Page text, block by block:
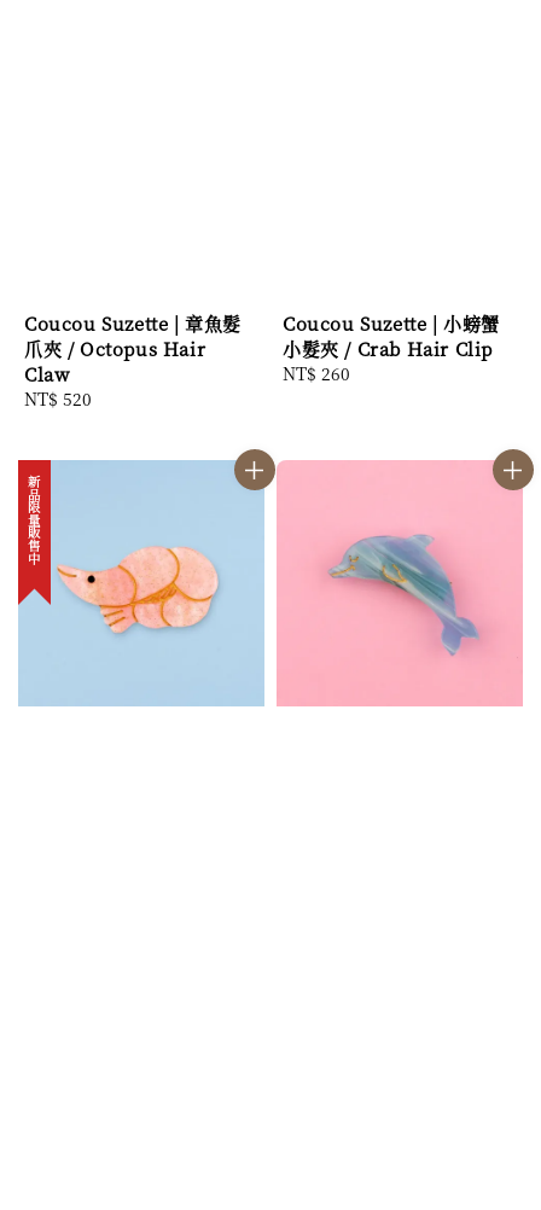
Coucou Suzette | 章魚髮
爪夾 / Octopus Hair
Claw
Regular
NT$ 520
Coucou Suzette | 小螃蟹
小髮夾 / Crab Hair Clip
Regular
NT$ 260
新品限量販售中